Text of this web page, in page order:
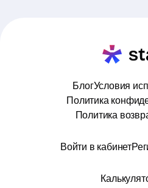
БлогУсловия
Политика
Политика
Войти в кабинет